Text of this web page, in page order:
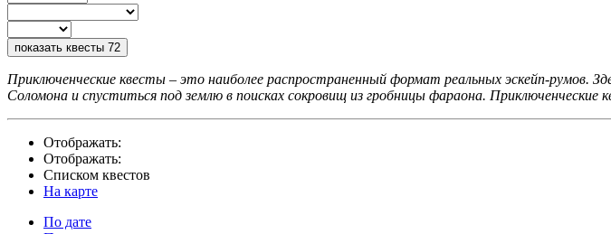
показать квесты 72
Приключенческие квесты – это наиболее распространенный формат реальных эскейп-
Соломона и спуститься под землю в поисках сокровищ из гробницы фараона.
Отображать:
Отображать:
Списком квестов
На карте
По дате